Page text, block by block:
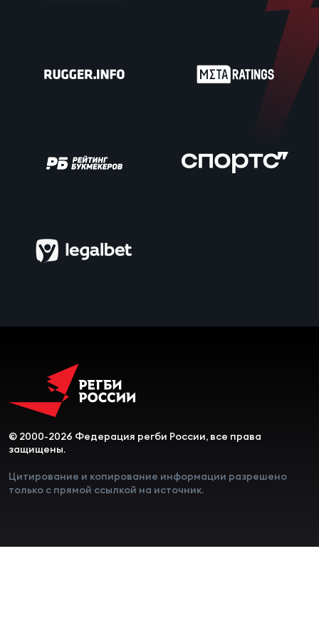
© 2000-2026 Федерация регби России, все права
защищены.
Цитирование и копирование информации разрешено
только с прямой ссылкой на источник.